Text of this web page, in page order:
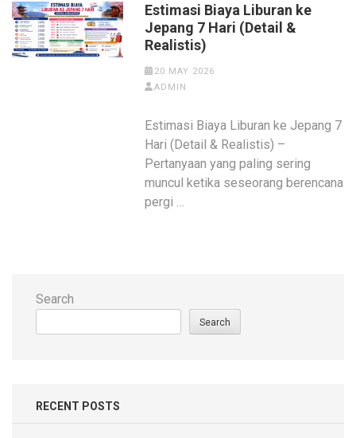
Estimasi Biaya Liburan ke
Jepang 7 Hari (Detail &
Realistis)
20 MAY 2026
ADMIN
Estimasi Biaya Liburan ke Jepang 7
Hari (Detail & Realistis) –
Pertanyaan yang paling sering
muncul ketika seseorang berencana
pergi …
Search
Search
RECENT POSTS